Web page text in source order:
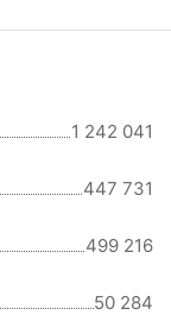
1 242 041
447 731
499 216
50 284